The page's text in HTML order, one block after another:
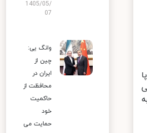
1405/05/
07
وانگ یی:
چین از
ایران در
محافظت از
حاکمیت
خود
حمایت می